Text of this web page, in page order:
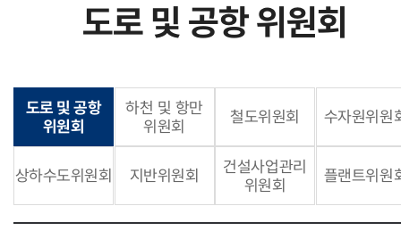
도로 및 공항 위원회
도로 및 공항
위원회
하천 및 항만
위원회
철도위원회 수자원위원
상하수도위원회 지반위원회
건설사업관리
위원회
플랜트위원